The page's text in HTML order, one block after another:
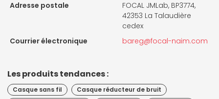
Adresse postale
FOCAL JMLab, BP3774,
42353 La Talaudière
cedex
Courrier électronique
bareg@focal-naim.com
Les produits tendances :
Casque sans fil
Casque réducteur de bruit